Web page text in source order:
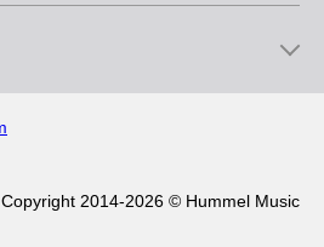
Copyright 2014-2026 © Hummel Music